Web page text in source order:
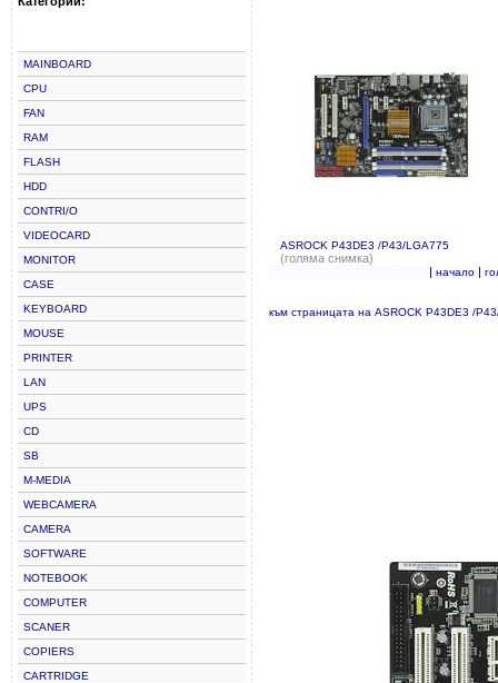
MAINBOARD
CPU
FAN
RAM
FLASH
HDD
CONTRI/O
VIDEOCARD
MONITOR
CASE
KEYBOARD
MOUSE
PRINTER
LAN
UPS
CD
SB
M-MEDIA
WEBCAMERA
CAMERA
SOFTWARE
NOTEBOOK
COMPUTER
SCANER
COPIERS
CARTRIDGE
ASROCK P43DE3 /P43/LGA775
(голяма снимка)
|начало |
към страницата на ASROCK P43DE3 /